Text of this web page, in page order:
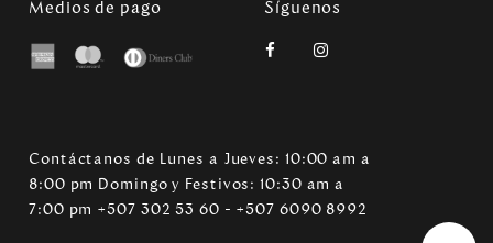
Medios de pago Síguenos
Contáctanos de Lunes a Jueves: 10:00 am a
8:00 pm Domingo y Festivos: 10:30 am a
7:00 pm +507 302 53 60 - +507 6090 8992